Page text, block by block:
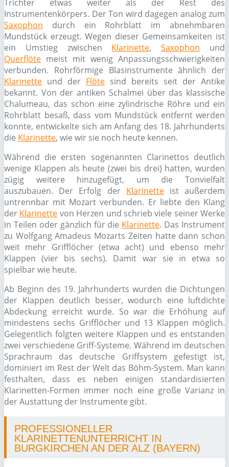
Trichter etwas weiter als der Rest des
Instrumentenkörpers. Der Ton wird dagegen analog zum
Saxophon durch ein Rohrblatt im abnehmbaren
Mundstück erzeugt. Wegen dieser Gemeinsamkeiten ist
ein Umstieg zwischen Klarinette,Saxophon und
Querflöte meist mit wenig Anpassungsschwierigkeiten
verbunden. Rohrförmige Blasinstrumente ähnlich der
Klarinette und der Flöte sind bereits seit der Antike
bekannt. Von der antiken Schalmei über das klassische
Chalumeau, das schon eine zylindrische Röhre und ein
Rohrblatt besaß, dass vom Mundstück entfernt werden
konnte, entwickelte sich am Anfang des 18. Jahrhunderts
die Klarinette, wie wir sie noch heute kennen.
Während die ersten sogenannten Clarinettos deutlich
wenige Klappen als heute (zwei bis drei) hatten, wurden
zügig weitere hinzugefügt, um die Tonvielfalt
auszubauen. Der Erfolg der Klarinetteist außerdem
untrennbar mit Mozart verbunden. Er liebte den Klang
der Klarinette von Herzen und schrieb viele seiner Werke
in Teilen oder gänzlich für die Klarinette. Das Instrument
zu Wolfgang Amadeus Mozarts Zeiten hatte dann schon
weit mehr Grifflöcher (etwa acht) und ebenso mehr
Klappen (vier bis sechs). Damit war sie in etwa so
spielbar wie heute.
Ab Beginn des 19. Jahrhunderts wurden die Dichtungen
der Klappen deutlich besser, wodurch eine luftdichte
Abdeckung erreicht wurde. So war die Erhöhung auf
mindestens sechs Grifflöcher und 13 Klappen möglich.
Gelegentlich folgten weitere Klappen und es entstanden
zwei verschiedene Griff-Systeme. Während im deutschen
Sprachraum das deutsche Griffsystem gefestigt ist,
dominiert im Rest der Welt das Böhm-System. Man kann
festhalten, dass es neben einigen standardisierten
Klarinetten-Formen immer noch eine große Varianz in
der Austattung der Instrumente gibt.
PROFESSIONELLER
KLARINETTENUNTERRICHT IN
BURGKIRCHEN AN DER ALZ (BAYERN)